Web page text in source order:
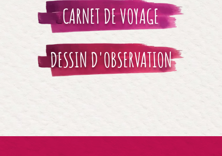
CARNET DE VOYAGE
DESSIN D'OBSERVATION